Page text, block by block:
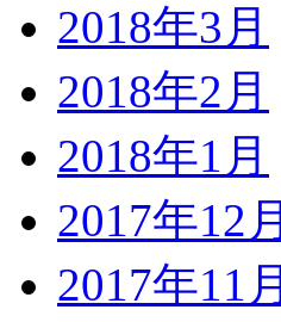
2018年3月
2018年2月
2018年1月
2017年12月
2017年11月